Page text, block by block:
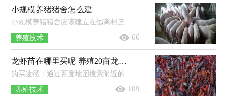
小规模养猪猪舍怎么建
养殖技术 66
龙虾苗在哪里买呢 养殖20亩龙虾可赚多少
养殖技术 109